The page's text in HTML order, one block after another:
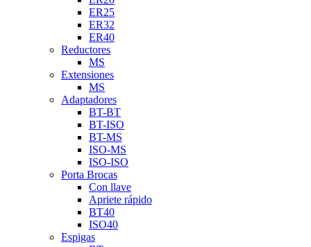
ER25
ER32
ER40
Reductores
MS
Extensiones
MS
Adaptadores
BT-BT
BT-ISO
BT-MS
ISO-MS
ISO-ISO
Porta Brocas
Con llave
Apriete rápido
BT40
ISO40
Espigas